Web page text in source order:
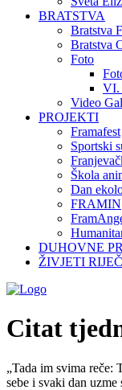
BRATSTVA
Bratstva
Bratstva
Foto
VI.
Video
PROJEKTI
Framafest
Sportski
Škola
Dan
FRAMIN
DUHOVNE
ŽIVJETI RIJEČ
Citat
„Tada im svima reče:
sebe i svaki dan